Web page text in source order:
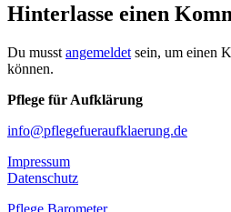
Hinterlasse einen
Du musst angemeldet sein, um einen
können.
Pflege für Aufklärung
info@pflegefueraufklaerung.de
Impressum
Datenschutz
Pflege Barometer